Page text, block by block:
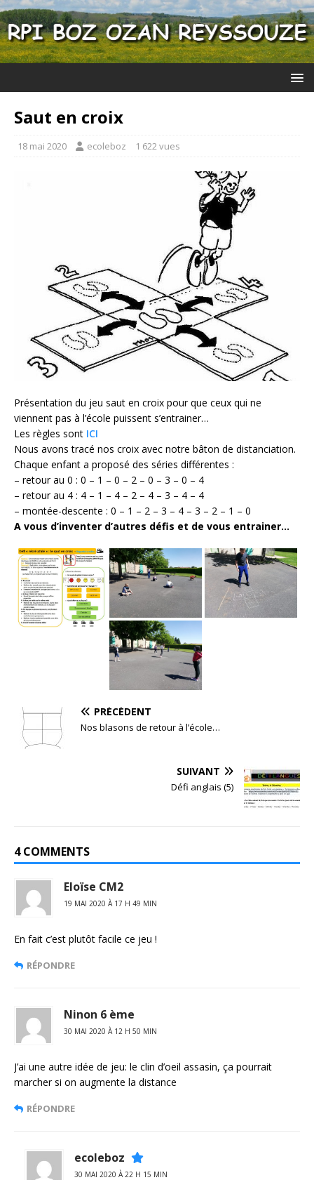
Saut en croix
18 mai 2020 ecoleboz 1 622 vues
Présentation du jeu saut en croix pour que ceux qui ne
viennent pas à l’école puissent s’entrainer…
Les règles sont ICI
Nous avons tracé nos croix avec notre bâton de distanciation.
Chaque enfant a proposé des séries différentes :
– retour au 0 : 0 – 1 – 0 – 2 – 0 – 3 – 0 – 4
– retour au 4 : 4 – 1 – 4 – 2 – 4 – 3 – 4 – 4
– montée-descente : 0 – 1 – 2 – 3 – 4 – 3 – 2 – 1 – 0
A vous d’inventer d’autres défis et de vous entrainer…
PRÉCÉDENT
Nos blasons de retour à l’école…
SUIVANT
Défi anglais (5)
4 COMMENTS
Eloïse CM2
19 MAI 2020 À 17 H 49 MIN
En fait c’est plutôt facile ce jeu !
RÉPONDRE
Ninon 6 ème
30 MAI 2020 À 12 H 50 MIN
J’ai une autre idée de jeu: le clin d’oeil assasin, ça pourrait
marcher si on augmente la distance
RÉPONDRE
ecoleboz
30 MAI 2020 À 22 H 15 MIN